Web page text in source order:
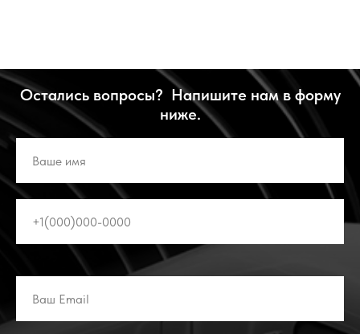
Остались вопросы? Напишите нам в форму
ниже.